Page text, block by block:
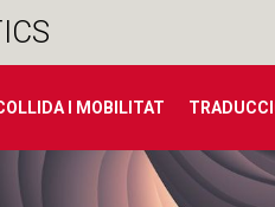
I MOBILITAT